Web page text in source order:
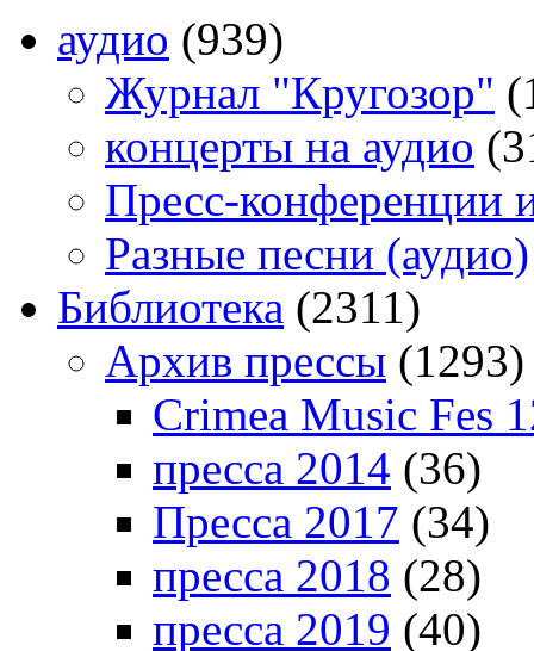
аудио (939)
Журнал "Кругозор"
концерты на аудио
Пресс-конференции
Разные песни (аудио)
Библиотека (2311)
Архив прессы (1293)
Crimea Music Fes
пресса 2014 (36)
Пресса 2017 (34)
пресса 2018 (28)
пресса 2019 (40)